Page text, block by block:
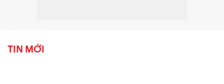
TIN MỚI